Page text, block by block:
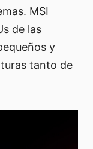
MSI
de las
y
tanto de